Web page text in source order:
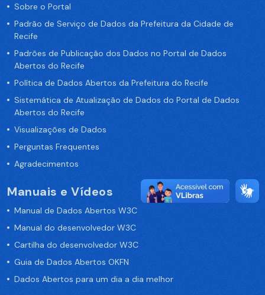
Sobre o Portal
Padrão de Serviço de Dados da Prefeitura da Cidade de
Recife
Padrões de Publicação dos Dados no Portal de Dados
Abertos do Recife
Política de Dados Abertos da Prefeitura do Recife
Sistemática de Atualização de Dados do Portal de Dados
Abertos do Recife
Visualizações de Dados
Perguntas Frequentes
Agradecimentos
Manuais e Vídeos
Manual de Dados Abertos W3C
Manual do desenvolvedor W3C
Cartilha do desenvolvedor W3C
Guia de Dados Abertos OKFN
Dados Abertos para um dia a dia melhor